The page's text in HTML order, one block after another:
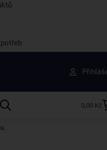
0,00 Kč
na slevy dřív než